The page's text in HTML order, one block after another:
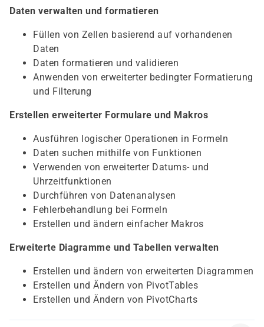
Daten verwalten und formatieren
Füllen von Zellen basierend auf vorhandenen
Daten
Daten formatieren und validieren
Anwenden von erweiterter bedingter Formatierung
und Filterung
Erstellen erweiterter Formulare und Makros
Ausführen logischer Operationen in Formeln
Daten suchen mithilfe von Funktionen
Verwenden von erweiterter Datums- und
Uhrzeitfunktionen
Durchführen von Datenanalysen
Fehlerbehandlung bei Formeln
Erstellen und ändern einfacher Makros
Erweiterte Diagramme und Tabellen verwalten
Erstellen und ändern von erweiterten Diagrammen
Erstellen und Ändern von PivotTables
Erstellen und Ändern von PivotCharts